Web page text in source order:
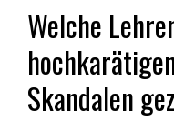
Seltene, aber
Schummeln im
erheblichen
Sperren und
Beispiel ist der Fall